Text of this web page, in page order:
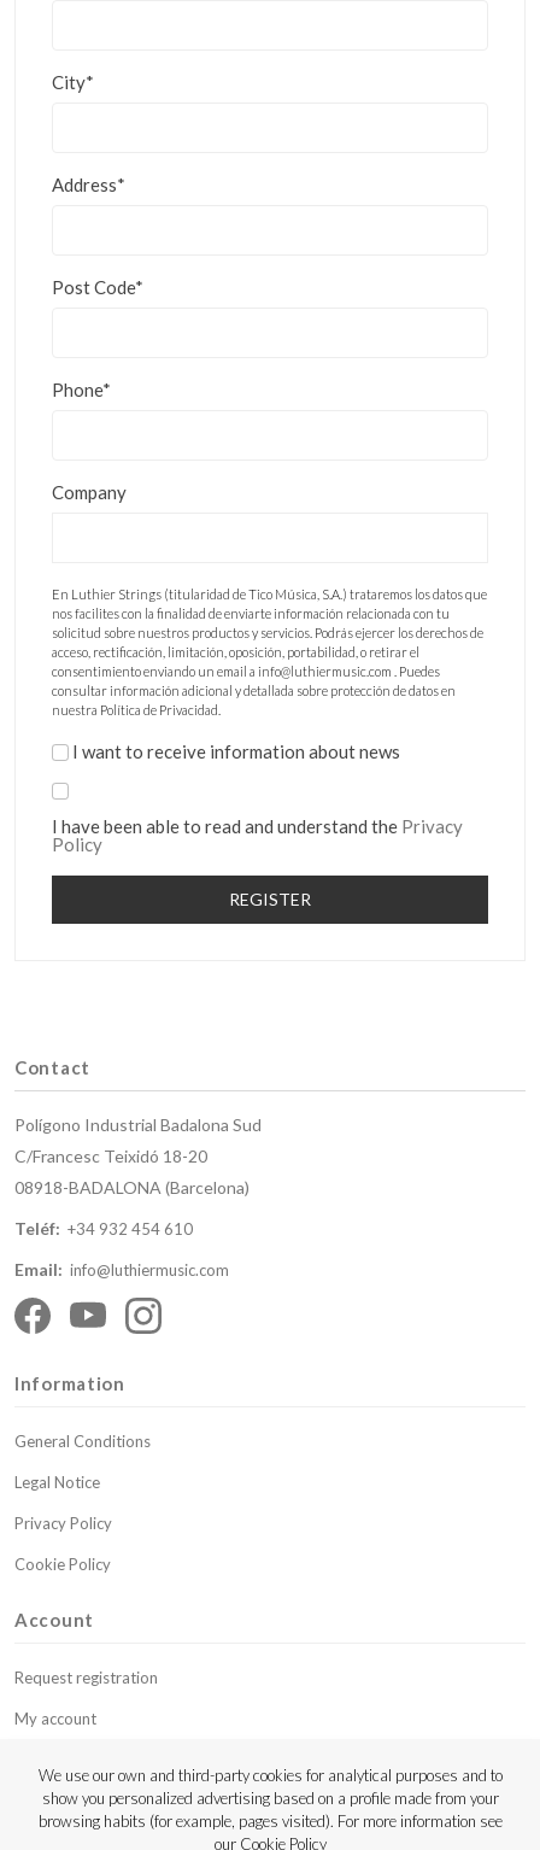
City*
Address*
Post Code*
Phone*
Company
En Luthier Strings (titularidad de Tico Música, S.A.) trataremos los datos que
nos facilites con la finalidad de enviarte información relacionada con tu
solicitud sobre nuestros productos y servicios. Podrás ejercer los derechos de
acceso, rectificación, limitación, oposición, portabilidad, o retirar el
consentimiento enviando un email a info@luthiermusic.com . Puedes
consultar información adicional y detallada sobre protección de datos en
nuestra Política de Privacidad.
I want to receive information about news
I have been able to read and understand the Privacy
Policy
REGISTER
Contact
Polígono Industrial Badalona Sud
C/Francesc Teixidó 18-20
08918-BADALONA (Barcelona)
Teléf: +34 932 454 610
Email: info@luthiermusic.com
Information
General Conditions
Legal Notice
Privacy Policy
Cookie Policy
Account
Request registration
My account
Contact
We use our own and third-party cookies for analytical purposes and to
show you personalized advertising based on a profile made from your
browsing habits (for example, pages visited). For more information see
our Cookie Policy